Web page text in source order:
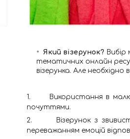
Який візерунок?
тематичних онлайн
візерунка. Але необхідно
1.
Використання в
почуттями.
2.
Візерунок з
переважанням емоцій